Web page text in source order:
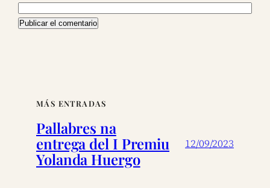
MÁS ENTRADAS
Pallabres na
entrega del I Premiu
Yolanda Huergo
12/09/2023